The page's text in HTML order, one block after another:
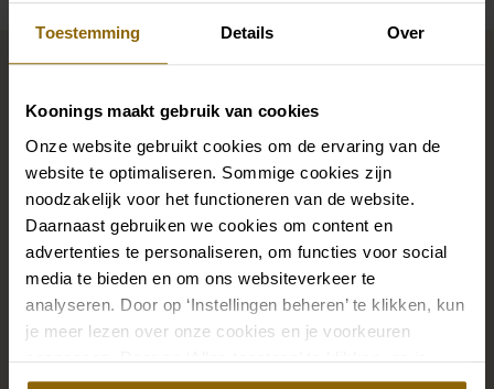
Toestemming Details Over
Koonings maakt gebruik van cookies
Onze website gebruikt cookies om de ervaring van de
website te optimaliseren. Sommige cookies zijn
noodzakelijk voor het functioneren van de website.
Daarnaast gebruiken we cookies om content en
advertenties te personaliseren, om functies voor social
media te bieden en om ons websiteverkeer te
analyseren. Door op ‘Instellingen beheren’ te klikken, kun
je meer lezen over onze cookies en je voorkeuren
aanpassen. Door op ‘Alles toestaan’ te klikken, ga je
akkoord met het gebruik van alle cookies.
Complétez votre look de
Des chaussures de mariage parfaites sous votre robe
de mariée, mais aussi des colliers, des bracelets et des
boucles d'oreilles assortis à votre robe de mariée ou
un beau voile, un bandeau ou une épingle à cheveux
pour votre coiffure de mariée : votre look de mariée
n'est complet que s'il est assorti à des accessoires.
Grâce à notre vaste boutique d'accessoires pour les